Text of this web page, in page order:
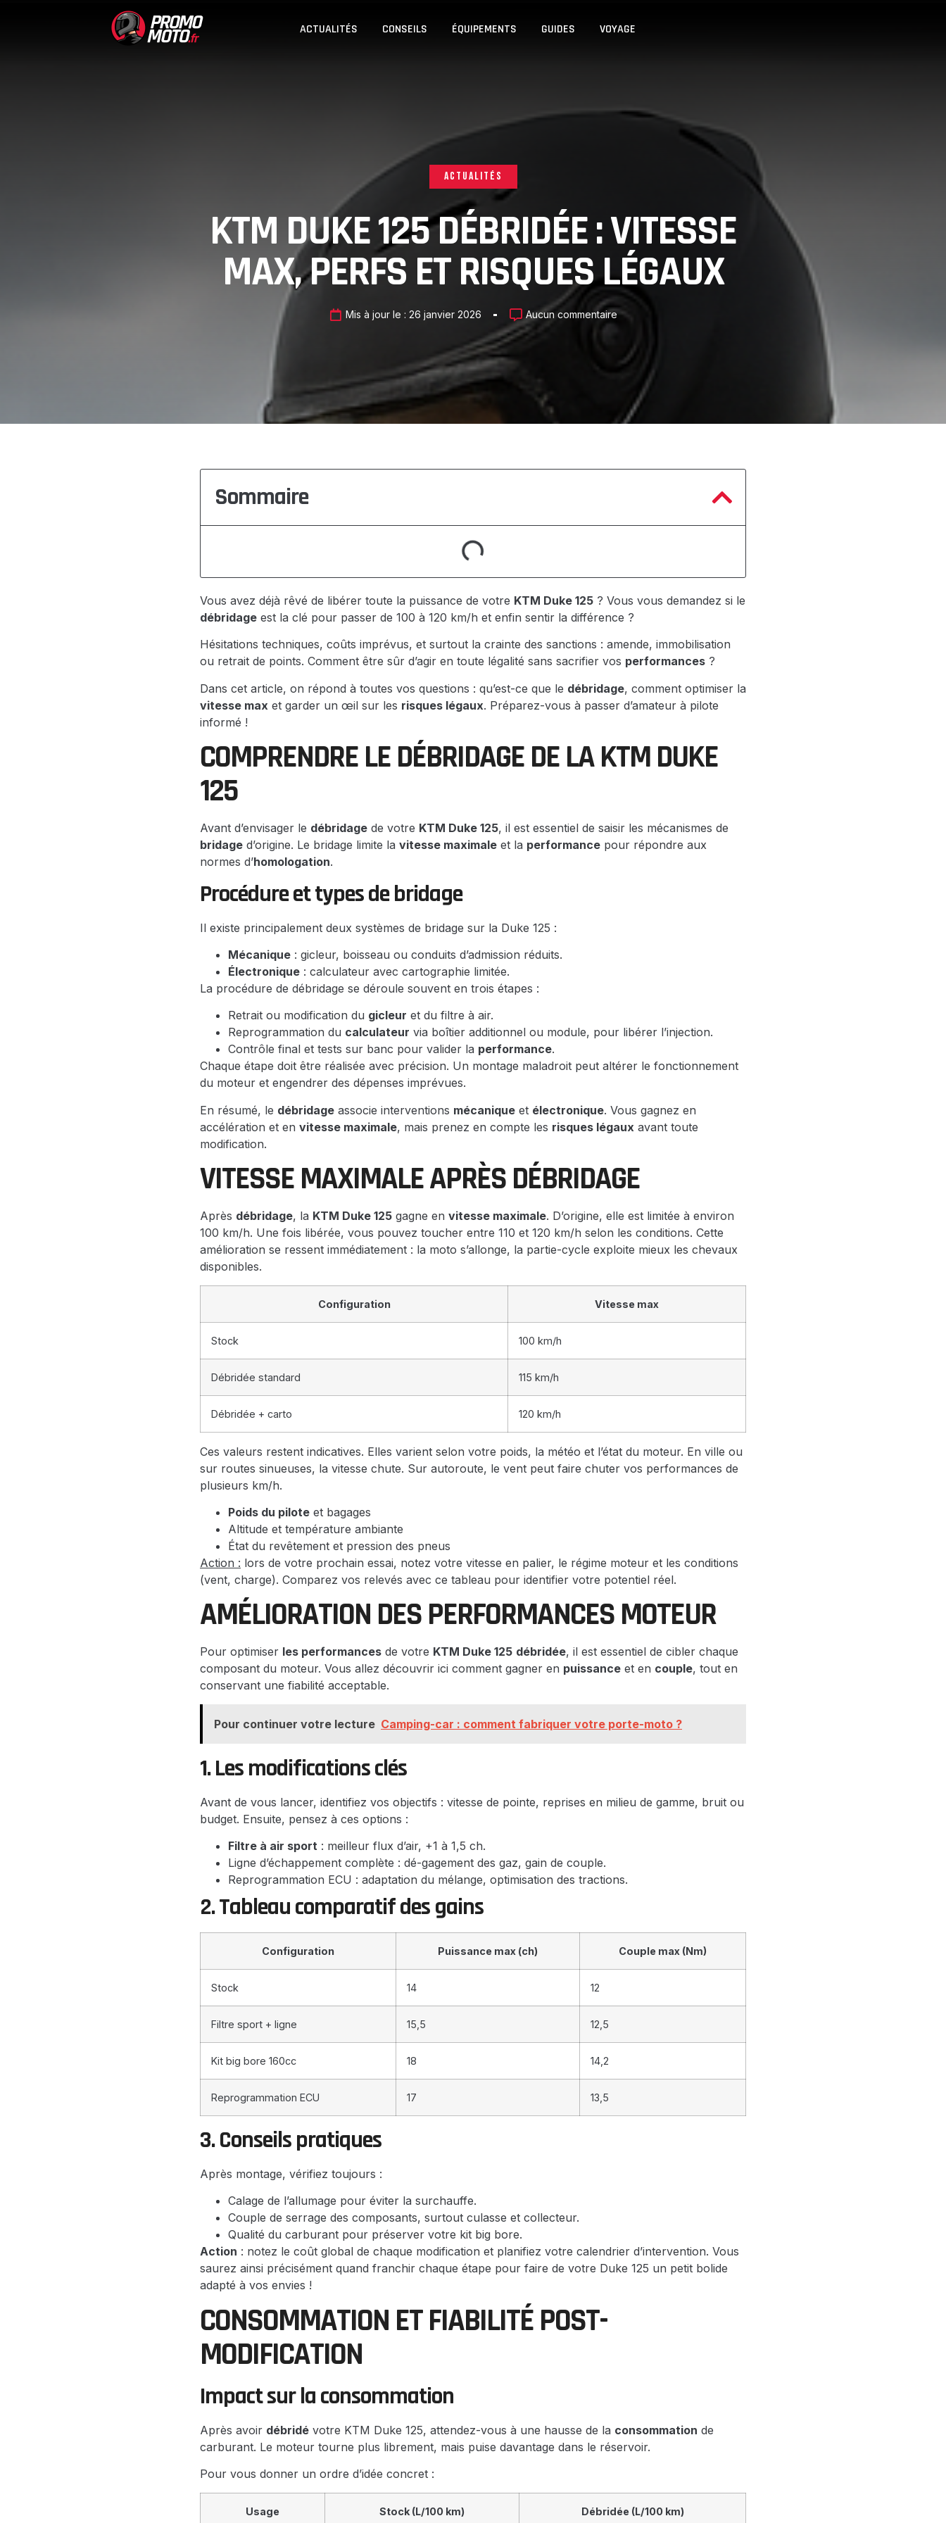
ACTUALITÉS CONSEILS ÉQUIPEMENTS GUIDES VOYAGE
ACTUALITÉS
KTM DUKE 125 DÉBRIDÉE : VITESSE
MAX, PERFS ET RISQUES LÉGAUX
Mis à jour le : 26 janvier 2026 Aucun commentaire
Sommaire
Vous avez déjà rêvé de libérer toute la puissance de votre KTM Duke 125 ? Vous vous demandez si le
débridage est la clé pour passer de 100 à 120 km/h et enfin sentir la différence ?
Hésitations techniques, coûts imprévus, et surtout la crainte des sanctions : amende, immobilisation
ou retrait de points. Comment être sûr d’agir en toute légalité sans sacrifier vos performances ?
Dans cet article, on répond à toutes vos questions : qu’est-ce que le débridage, comment optimiser la
vitesse max et garder un œil sur les risques légaux. Préparez-vous à passer d’amateur à pilote
informé !
COMPRENDRE LE DÉBRIDAGE DE LA KTM DUKE
125
Avant d’envisager le débridage de votre KTM Duke 125, il est essentiel de saisir les mécanismes de
bridage d’origine. Le bridage limite la vitesse maximale et la performance pour répondre aux
normes d’homologation.
Procédure et types de bridage
Il existe principalement deux systèmes de bridage sur la Duke 125 :
Mécanique : gicleur, boisseau ou conduits d’admission réduits.
Électronique : calculateur avec cartographie limitée.
La procédure de débridage se déroule souvent en trois étapes :
Retrait ou modification du gicleur et du filtre à air.
Reprogrammation du calculateur via boîtier additionnel ou module, pour libérer l’injection.
Contrôle final et tests sur banc pour valider la performance.
Chaque étape doit être réalisée avec précision. Un montage maladroit peut altérer le fonctionnement
du moteur et engendrer des dépenses imprévues.
En résumé, le débridage associe interventions mécanique et électronique. Vous gagnez en
accélération et en vitesse maximale, mais prenez en compte les risques légaux avant toute
modification.
VITESSE MAXIMALE APRÈS DÉBRIDAGE
Après débridage, la KTM Duke 125 gagne en vitesse maximale. D’origine, elle est limitée à environ
100 km/h. Une fois libérée, vous pouvez toucher entre 110 et 120 km/h selon les conditions. Cette
amélioration se ressent immédiatement : la moto s’allonge, la partie-cycle exploite mieux les chevaux
disponibles.
Configuration Vitesse max
Stock 100 km/h
Débridée standard 115 km/h
Débridée + carto 120 km/h
Ces valeurs restent indicatives. Elles varient selon votre poids, la météo et l’état du moteur. En ville ou
sur routes sinueuses, la vitesse chute. Sur autoroute, le vent peut faire chuter vos performances de
plusieurs km/h.
Poids du pilote et bagages
Altitude et température ambiante
État du revêtement et pression des pneus
Action : lors de votre prochain essai, notez votre vitesse en palier, le régime moteur et les conditions
(vent, charge). Comparez vos relevés avec ce tableau pour identifier votre potentiel réel.
AMÉLIORATION DES PERFORMANCES MOTEUR
Pour optimiser les performances de votre KTM Duke 125 débridée, il est essentiel de cibler chaque
composant du moteur. Vous allez découvrir ici comment gagner en puissance et en couple, tout en
conservant une fiabilité acceptable.
Pour continuer votre lecture Camping-car : comment fabriquer votre porte-moto ?
1. Les modifications clés
Avant de vous lancer, identifiez vos objectifs : vitesse de pointe, reprises en milieu de gamme, bruit ou
budget. Ensuite, pensez à ces options :
Filtre à air sport : meilleur flux d’air, +1 à 1,5 ch.
Ligne d’échappement complète : dé-gagement des gaz, gain de couple.
Reprogrammation ECU : adaptation du mélange, optimisation des tractions.
2. Tableau comparatif des gains
Configuration Puissance max (ch) Couple max (Nm)
Stock 14 12
Filtre sport + ligne 15,5 12,5
Kit big bore 160cc 18 14,2
Reprogrammation ECU 17 13,5
3. Conseils pratiques
Après montage, vérifiez toujours :
Calage de l’allumage pour éviter la surchauffe.
Couple de serrage des composants, surtout culasse et collecteur.
Qualité du carburant pour préserver votre kit big bore.
Action : notez le coût global de chaque modification et planifiez votre calendrier d’intervention. Vous
saurez ainsi précisément quand franchir chaque étape pour faire de votre Duke 125 un petit bolide
adapté à vos envies !
CONSOMMATION ET FIABILITÉ POST-
MODIFICATION
Impact sur la consommation
Après avoir débridé votre KTM Duke 125, attendez-vous à une hausse de la consommation de
carburant. Le moteur tourne plus librement, mais puise davantage dans le réservoir.
Pour vous donner un ordre d’idée concret :
Usage Stock (L/100 km) Débridée (L/100 km)